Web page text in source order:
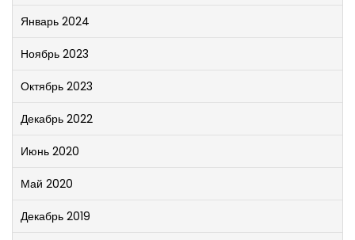
Январь 2024
Ноябрь 2023
Октябрь 2023
Декабрь 2022
Июнь 2020
Май 2020
Декабрь 2019